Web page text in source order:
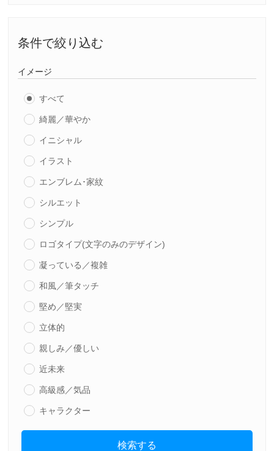
条件で絞り込む
イメージ
すべて
綺麗／華やか
イニシャル
イラスト
エンブレム･家紋
シルエット
シンプル
ロゴタイプ(文字のみのデザイン)
凝っている／複雑
和風／筆タッチ
堅め／堅実
立体的
親しみ／優しい
近未来
高級感／気品
キャラクター
検索する